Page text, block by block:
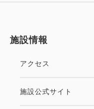
施設情報
アクセス
施設公式サイト